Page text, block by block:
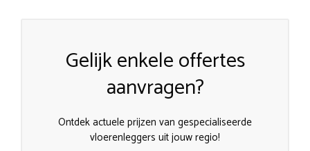
Gelijk enkele offertes
aanvragen?
Ontdek actuele prijzen van gespecialiseerde
vloerenleggers uit jouw regio!